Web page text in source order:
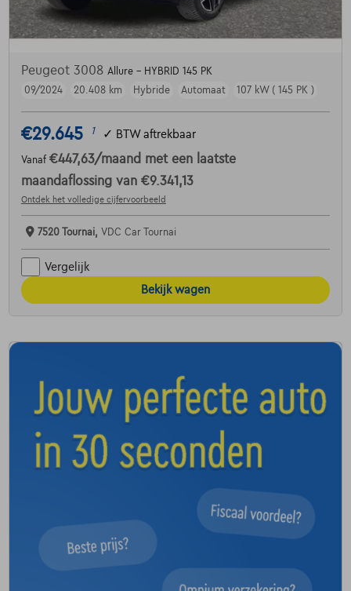
Peugeot 3008 Allure - HYBRID 145 PK
09/2024
20.408 km Hybride Automaat 107 kW ( 145 PK )
€29.645 1 ✓ BTW aftrekbaar
Vanaf €447,63/maand met een laatste
maandaflossing van €9.341,13
Ontdek het volledige cijfervoorbeeld
7520 Tournai, VDC Car Tournai
Vergelijk
Bekijk wagen